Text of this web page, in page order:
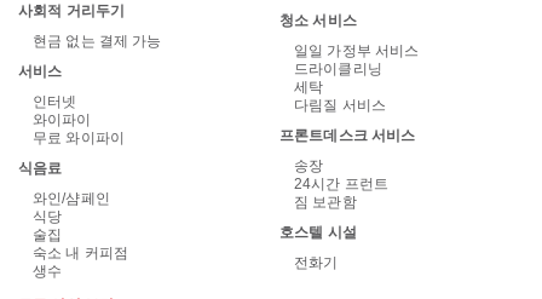
사회적 거리두기
현금 없는 결제 가능
서비스
인터넷
와이파이
무료 와이파이
식음료
와인/샴페인
식당
술집
숙소 내 커피점
생수
청소 서비스
일일 가정부 서비스
드라이클리닝
세탁
다림질 서비스
프론트데스크 서비스
송장
24시간 프런트
짐 보관함
호스텔 시설
전화기